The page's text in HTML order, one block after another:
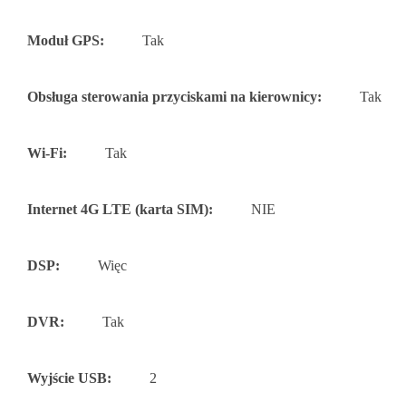
Moduł GPS: Tak
Obsługa sterowania przyciskami na kierownicy: Tak
Wi-Fi: Tak
Internet 4G LTE (karta SIM): NIE
DSP: Więc
DVR: Tak
Wyjście USB: 2